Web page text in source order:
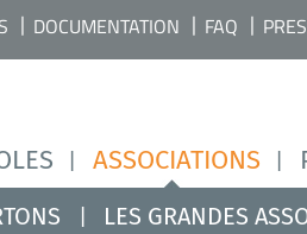
ASSOCIATIONS
DOCUMENTATION FAQ
LES GRANDES